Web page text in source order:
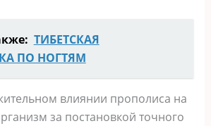
ТИБЕТСКАЯ
ПО НОГТЯМ
влиянии прополиса на
за постановкой точного